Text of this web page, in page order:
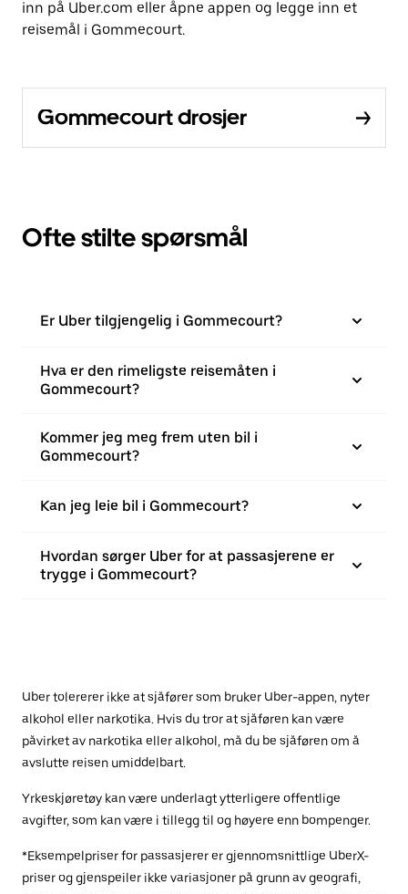
inn på Uber.com eller åpne appen og legge inn et
reisemål i Gommecourt.
Gommecourt drosjer
Ofte stilte spørsmål
Er Uber tilgjengelig i Gommecourt?
Hva er den rimeligste reisemåten i
Gommecourt?
Kommer jeg meg frem uten bil i
Gommecourt?
Kan jeg leie bil i Gommecourt?
Hvordan sørger Uber for at passasjerene er
trygge i Gommecourt?
Uber tolererer ikke at sjåfører som bruker Uber-appen, nyter
alkohol eller narkotika. Hvis du tror at sjåføren kan være
påvirket av narkotika eller alkohol, må du be sjåføren om å
avslutte reisen umiddelbart.
Yrkeskjøretøy kan være underlagt ytterligere offentlige
avgifter, som kan være i tillegg til og høyere enn bompenger.
*Eksempelpriser for passasjerer er gjennomsnittlige UberX-
priser og gjenspeiler ikke variasjoner på grunn av geografi,